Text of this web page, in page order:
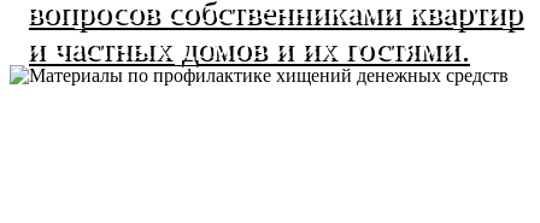
вопросов собственниками квартир
и частных домов и их гостями.